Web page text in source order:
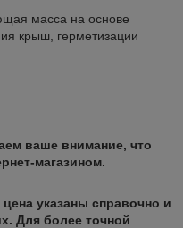
масса на основе
крыш, герметизации
ваше внимание, что
магазином.
указаны справочно и
Для более точной